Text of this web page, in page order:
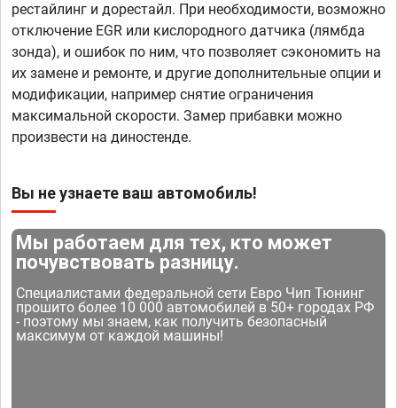
рестайлинг и дорестайл. При необходимости, возможно
отключение EGR или кислородного датчика (лямбда
зонда), и ошибок по ним, что позволяет сэкономить на
их замене и ремонте, и другие дополнительные опции и
модификации, например снятие ограничения
максимальной скорости. Замер прибавки можно
произвести на диностенде.
Вы не узнаете ваш автомобиль!
Мы работаем для тех, кто может
почувствовать разницу.
Специалистами федеральной сети Евро Чип Тюнинг
прошито более 10 000 автомобилей в 50+ городах РФ
- поэтому мы знаем, как получить безопасный
максимум от каждой машины!